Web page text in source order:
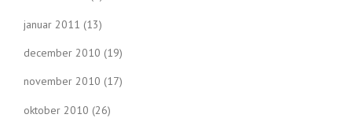
januar 2011 (13)
december 2010 (19)
november 2010 (17)
oktober 2010 (26)